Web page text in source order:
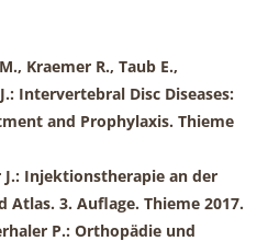
Kraemer R., Taub E.,
Intervertebral Disc Diseases:
and Prophylaxis. Thieme
J.: Injektionstherapie an der
Atlas. 3. Auflage. Thieme 2017.
P.: Orthopädie und